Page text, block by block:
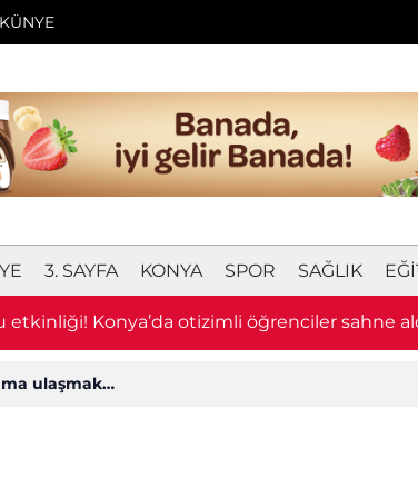
KÜNYE
3. SAYFA KONYA SPOR SAĞLIK
etkinliği! Konya’da otizimli öğrenciler sahne
ulaşmak…